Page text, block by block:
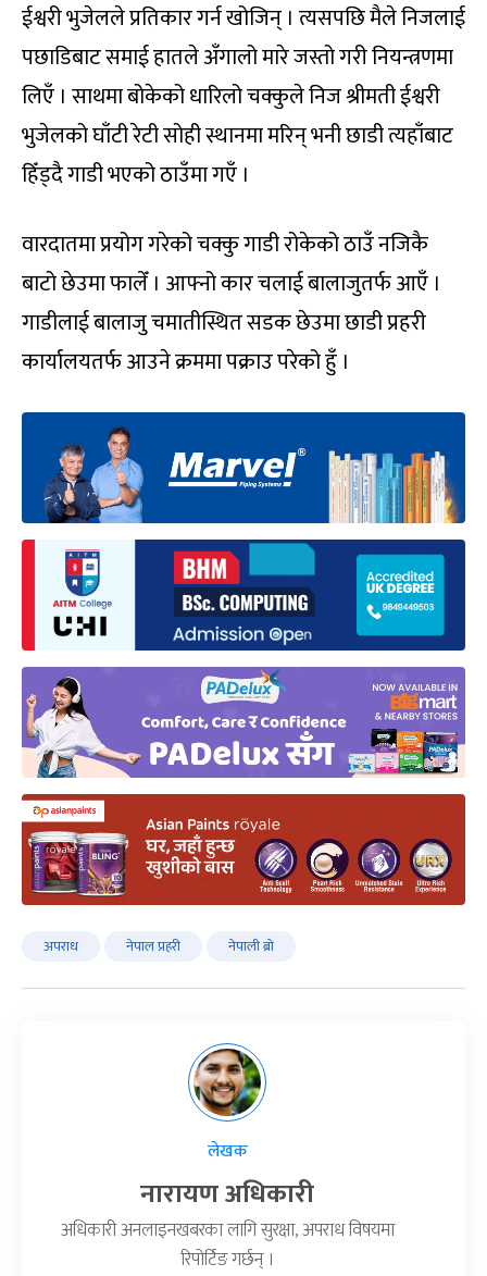
ईश्वरी भुजेलले प्रतिकार गर्न खोजिन् । त्यसपछि मैले निजलाई
पछाडिबाट समाई हातले अँगालो मारे जस्तो गरी नियन्त्रणमा
लिएँ । साथमा बोकेको धारिलो चक्कुले निज श्रीमती ईश्वरी
भुजेलको घाँटी रेटी सोही स्थानमा मरिन् भनी छाडी त्यहाँबाट
हिँड्दै गाडी भएको ठाउँमा गएँ ।
वारदातमा प्रयोग गरेको चक्कु गाडी रोकेको ठाउँ नजिकै
बाटो छेउमा फालेँ । आफ्नो कार चलाई बालाजुतर्फ आएँ ।
गाडीलाई बालाजु चमातीस्थित सडक छेउमा छाडी प्रहरी
कार्यालयतर्फ आउने क्रममा पक्राउ परेको हुँ ।
अपराध नेपाल प्रहरी नेपाली ब्रो
लेखक
नारायण अधिकारी
अधिकारी अनलाइनखबरका लागि सुरक्षा, अपराध विषयमा
रिपोर्टिङ गर्छन् ।